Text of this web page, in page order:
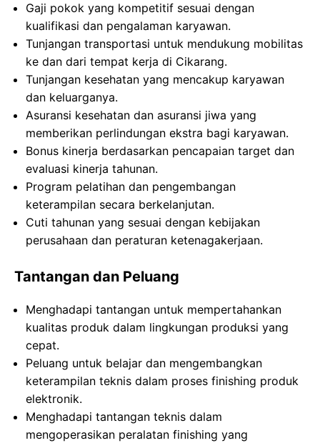
Gaji pokok yang kompetitif sesuai dengan
kualifikasi dan pengalaman karyawan.
Tunjangan transportasi untuk mendukung mobilitas
ke dan dari tempat kerja di Cikarang.
Tunjangan kesehatan yang mencakup karyawan
dan keluarganya.
Asuransi kesehatan dan asuransi jiwa yang
memberikan perlindungan ekstra bagi karyawan.
Bonus kinerja berdasarkan pencapaian target dan
evaluasi kinerja tahunan.
Program pelatihan dan pengembangan
keterampilan secara berkelanjutan.
Cuti tahunan yang sesuai dengan kebijakan
perusahaan dan peraturan ketenagakerjaan.
Tantangan dan Peluang
Menghadapi tantangan untuk mempertahankan
kualitas produk dalam lingkungan produksi yang
cepat.
Peluang untuk belajar dan mengembangkan
keterampilan teknis dalam proses finishing produk
elektronik.
Menghadapi tantangan teknis dalam
mengoperasikan peralatan finishing yang